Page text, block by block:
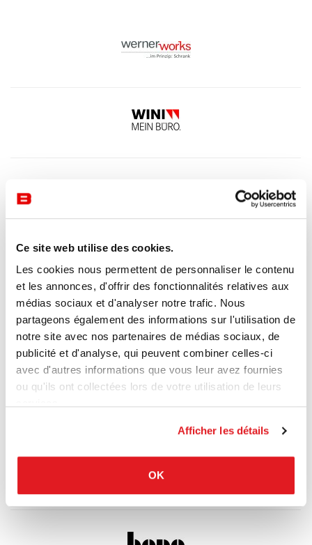
Ce site web utilise des cookies.
Les cookies nous permettent de personnaliser le contenu
et les annonces, d'offrir des fonctionnalités relatives aux
médias sociaux et d'analyser notre trafic. Nous
partageons également des informations sur l'utilisation de
notre site avec nos partenaires de médias sociaux, de
publicité et d'analyse, qui peuvent combiner celles-ci
avec d'autres informations que vous leur avez fournies
ou qu'ils ont collectées lors de votre utilisation de leurs
Afficher les détails
OK